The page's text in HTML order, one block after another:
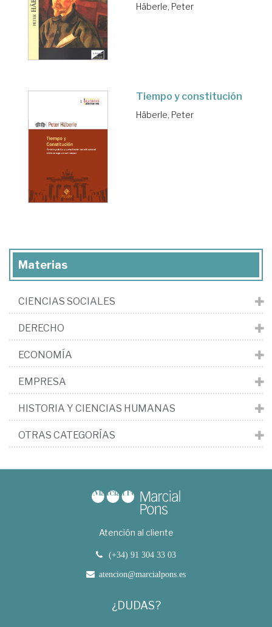
Häberle, Peter
Tiempo y constitución
Häberle, Peter
Materias
CIENCIAS SOCIALES
DERECHO
ECONOMÍA
EMPRESA
HISTORIA Y CIENCIAS HUMANAS
OTRAS CATEGORÍAS
Atención al cliente
(+34) 91 304 33 03
atencion@marcialpons.es
¿DUDAS?